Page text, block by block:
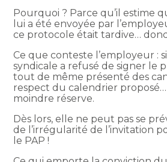
Pourquoi ? Parce qu’il estime
lui a été envoyée par
ce protocole était tardive…
Ce que conteste l’employeur :
syndicale a refusé de signer le
tout de même présenté des
respect du calendrier
moindre réserve.
Dès lors, elle ne peut pas se
de l’irrégularité de l’invitation
le PAP !